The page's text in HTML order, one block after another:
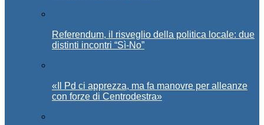
Referendum, il risveglio della politica locale: due
distinti incontri “Sì-No”
«Il Pd ci apprezza, ma fa manovre per alleanze
con forze di Centrodestra»